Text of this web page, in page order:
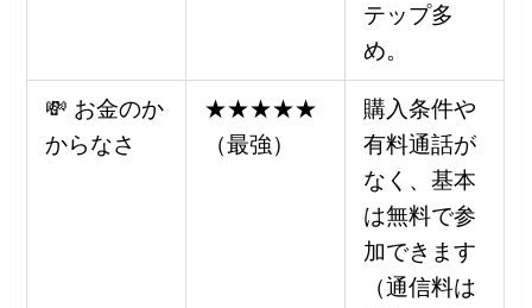
テップ多
め。
💸 お金のか
からなさ
★★★★★
（最強）
購入条件や
有料通話が
なく、基本
は無料で参
加できます
（通信料は